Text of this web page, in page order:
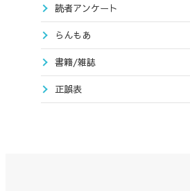
読者アンケート
らんもあ
書籍/雑誌
正誤表